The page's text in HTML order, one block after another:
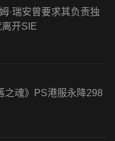
·瑞安曾要求其负责独
开SIE
之魂》PS港服永降298